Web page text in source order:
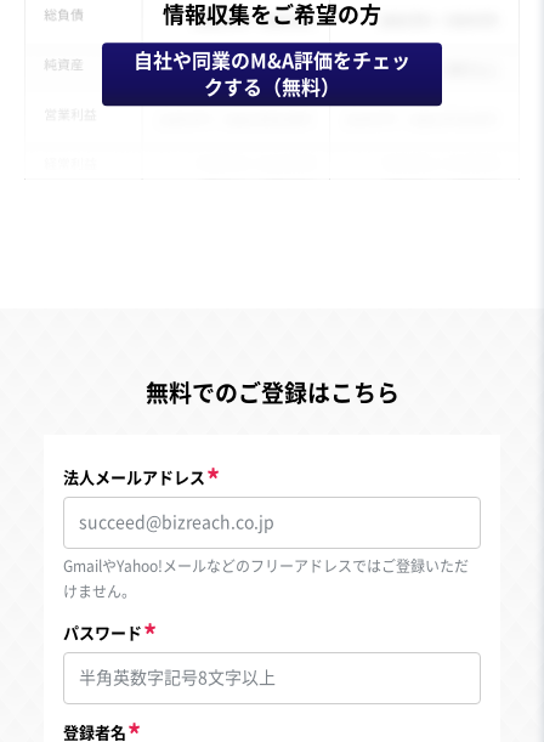
情報収集をご希望の方
自社や同業のM&A評価をチェッ
クする（無料）
無料でのご登録はこちら
法人メールアドレス
GmailやYahoo!メールなどのフリーアドレスではご登録いただ
けません。
パスワード
登録者名